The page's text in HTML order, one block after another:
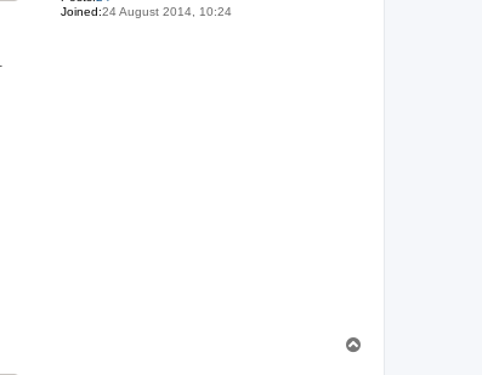
Joined:24 August 2014, 10:24